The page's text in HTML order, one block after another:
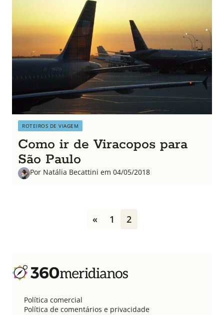
ROTEIROS DE VIAGEM
Como ir de Viracopos para
São Paulo
Por Natália Becattini em 04/05/2018
a
ç
« 1 2
Política comercial
Política de comentários e privacidade